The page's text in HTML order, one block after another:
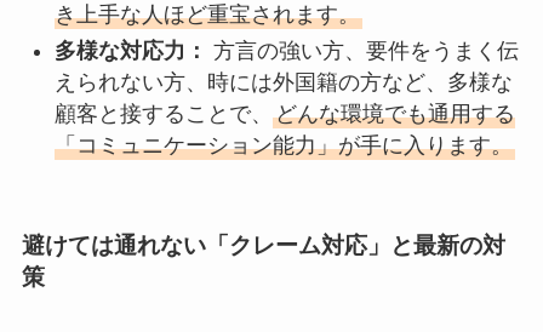
き上手な人ほど重宝されます。
多様な対応力： 方言の強い方、要件をうまく伝
えられない方、時には外国籍の方など、多様な
顧客と接することで、 どんな環境でも通用する
「コミュニケーション能力」が手に入ります。
避けては通れない「クレーム対応」と最新の対
策